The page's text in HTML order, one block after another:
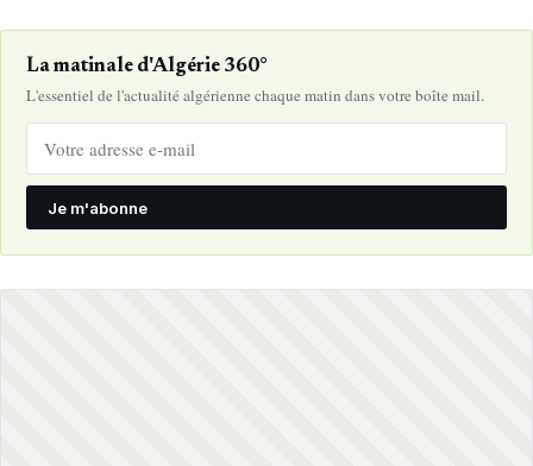
La matinale d'Algérie 360°
L'essentiel de l'actualité algérienne chaque matin dans votre boîte mail.
Je m'abonne